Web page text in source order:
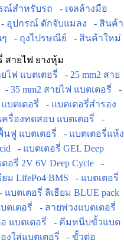
ณ์สำหรับรถ
- เจลล้างมือ
- อุปกรณ์ ดักจับแมลง
- สินค้า
- ถุงไปรษณีย์ - สินค้าใหม่
สายไฟ ยางหุ้ม
ยไฟ แบตเตอรี่
- 25 mm2 สาย
- 35 mm2 สายไฟ แบตเตอรี่
-
บตเตอรี่
- แบตเตอรี่สำรอง
ครื่องทดสอบ แบตเตอรี่
-
นฟู แบตเตอรี่
- แบตเตอรี่แห้ง
- แบตเตอรี่ GEL Deep
อรี่ 2V 6V Deep Cycle
-
ม LifePo4 BMS
- แบตเตอรี่
- แบตเตอรี่ ลิเธียม BLUE pack
ตเตอรี่
- สายพ่วงแบตเตอรี่
แบตเตอรี่
- คีมหนีบขั้วแบต
งใส่แบตเตอรี่
- ขั้วต่อ